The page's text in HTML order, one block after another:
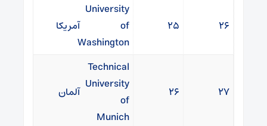
۲۶ ۲۵
University
of
Washington
آمریکا
۲۷ ۲۶
Technical
University
of
Munich
آلمان